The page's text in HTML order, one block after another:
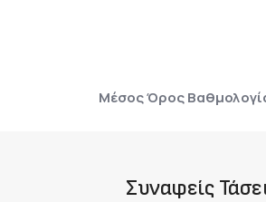
Μέσος Όρος
Συναφείς